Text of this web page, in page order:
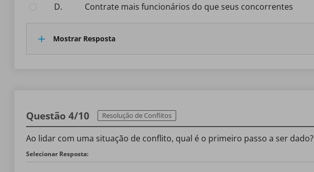
D.
Contrate mais funcionários do que seus concorrentes
Mostrar Resposta
Questão 4/10 Resolução de Conflitos
Ao lidar com uma situação de conflito, qual é o primeiro passo a ser dado?
Selecionar Resposta: